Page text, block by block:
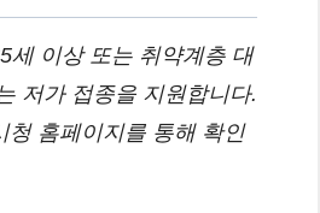
세 이상 또는 취약계층 대
저가 접종을 지원합니다.
청 홈페이지를 통해 확인